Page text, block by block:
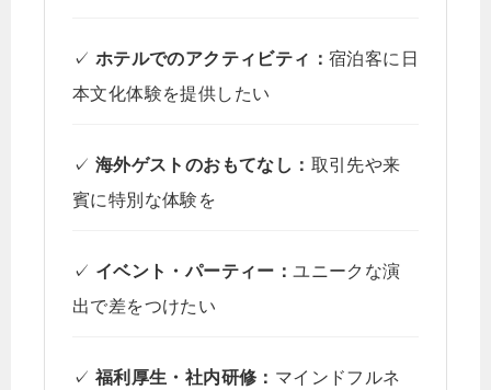
✓ ホテルでのアクティビティ：宿泊客に日
本文化体験を提供したい
✓ 海外ゲストのおもてなし： 取引先や来
賓に特別な体験を
✓ イベント・パーティー：ユニークな演
出で差をつけたい
✓ 福利厚生・社内研修： マインドフルネ